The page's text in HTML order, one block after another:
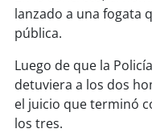
soychillán
soysancarlos
soy talcahuano
lanzado a una fogata
pública.
Luego de que la
detuviera a los dos
el juicio que terminó
los tres.